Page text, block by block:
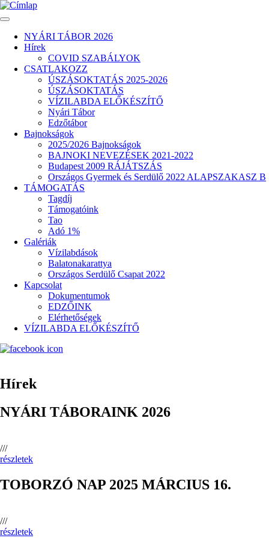
Ugrás
a
Fő
navigáció
NYÁRI TÁBOR 2026
Hírek
COVID SZABÁLYOK
CSATLAKOZZ
ÚSZÁSOKTATÁS 2025-2026
ÚSZÁSOKTATÁS
VÍZILABDA ELŐKÉSZÍTŐ
Nyári Tábor
Edzőtábor
Bajnokságok
2025/2026 Bajnokságok
BAJNOKI NEVEZÉSEK 2021-2022
Budapest 2009 RÁJÁTSZÁS
Országos Gyermek és Serdülő 2022 ALAPSZAKASZ B
TÁMOGATÁS
Tagdíj
Támogatóink
Tao
Adó 1%
Galériák
Vízilabdások
Balatonakarattya
Országos Serdülő Csapat 2022
Kapcsolat
Dokumentumok
EDZŐINK
Elérhetőségek
VÍZILABDA ELŐKÉSZÍTŐ
Hírek
NYÁRI TÁBORAINK 2026
///
részletek
TOBORZÓ NAP 2025 MÁRCIUS 16.
///
részletek